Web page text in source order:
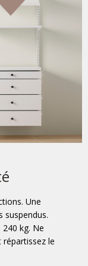
Une
suspendus.
kg. Ne
répartissez le